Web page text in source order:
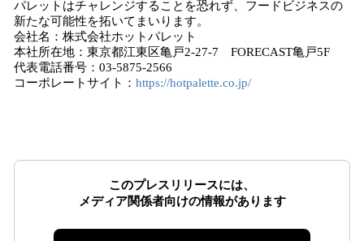
パレットはチャレンジすることを恐れず、フードビジネスの
新たな可能性を拓いてまいります。
会社名：株式会社ホットパレット
本社所在地：東京都江東区亀戸2-27-7 FORECAST亀戸5F
代表電話番号：03-5875-2566
コーポレートサイト： https://hotpalette.co.jp/
このプレスリリースには、
メディア関係者向けの情報があります